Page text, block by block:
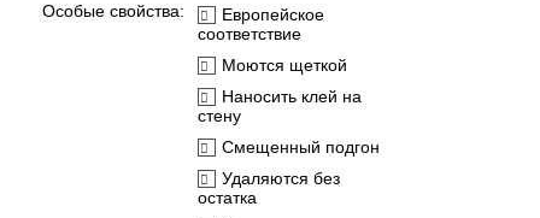
Особые свойства:
Европейское
соответствие
Моются щеткой
Наносить клей на
стену
Смещенный подгон
Удаляются без
остатка